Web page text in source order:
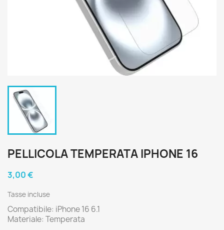
PELLICOLA TEMPERATA IPHONE 16
3,00 €
Tasse incluse
Compatibile: iPhone 16 6.1
Materiale: Temperata